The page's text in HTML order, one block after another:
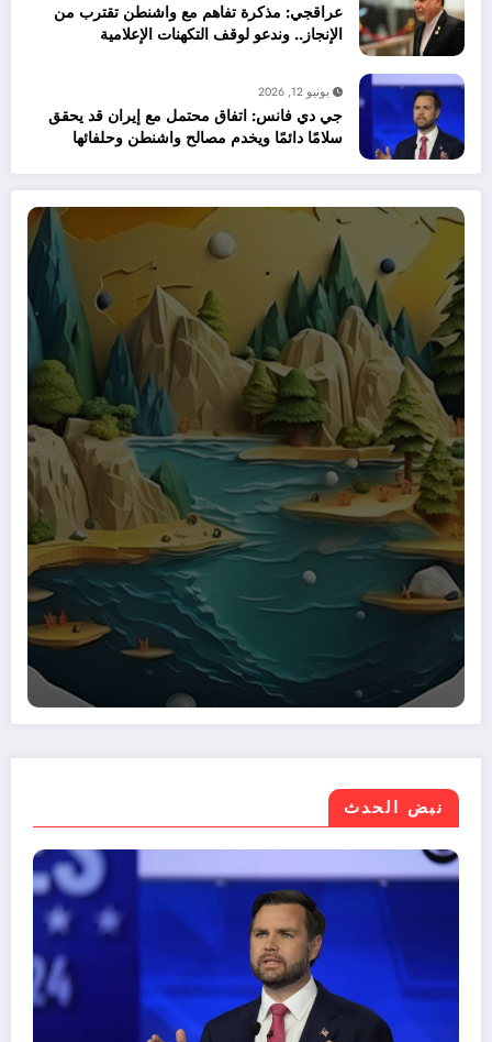
عراقجي: مذكرة تفاهم مع واشنطن تقترب من
الإنجاز.. وندعو لوقف التكهنات الإعلامية
يونيو 12, 2026
جي دي فانس: اتفاق محتمل مع إيران قد يحقق
سلامًا دائمًا ويخدم مصالح واشنطن وحلفائها
نبض الحدث